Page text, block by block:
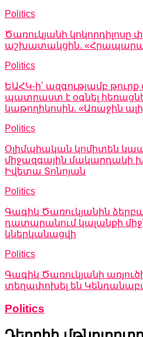
Politics
Ծառուկյանի կոկորդիլոսը
աշխատակցին.
Politics
ԵԱՀԿ-ի՝ ազգությամբ
պատրաստ է օգնել
կաթողիկոսին. «Առաջին
Politics
Օլիմպիական կոմիտեն
միջազգային մակարդակի
Իվետա Տոնոյան
Politics
Գագիկ Ծառուկյանին
դատարանում կալանքի
կներկանացվի
Politics
Գագիկ Ծառուկյանի
տեղափոխել են
Politics